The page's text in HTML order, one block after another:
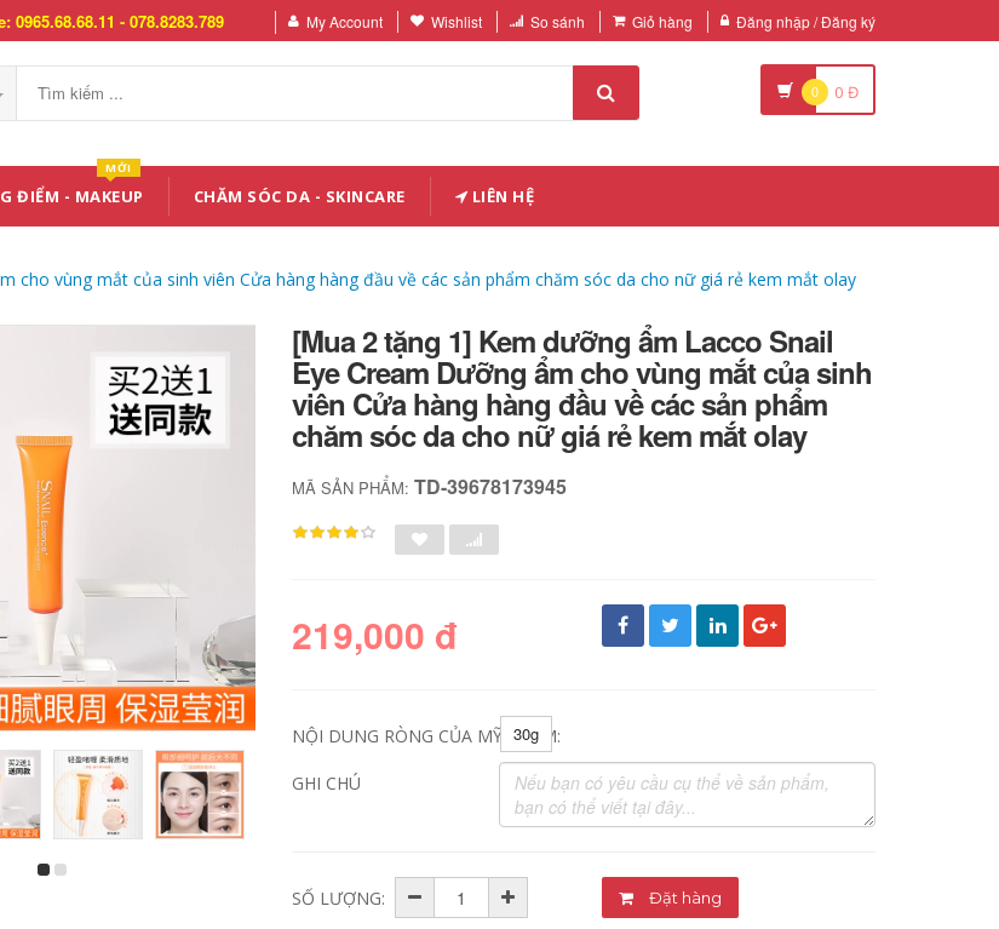
0965.68.68.11 - 078.8283.789 My Account Wishlist So sánh Giỏ hàng Đăng nhập / Đăng ký
0 0 Đ
ĐIỂM - MAKEUP
MỚI
CHĂM SÓC DA - SKINCARE LIÊN HỆ
cho vùng mắt của sinh viên Cửa hàng hàng đầu về các sản phẩm chăm sóc da cho nữ giá rẻ kem mắt olay
[Mua 2 tặng 1] Kem dưỡng ẩm Lacco Snail
Eye Cream Dưỡng ẩm cho vùng mắt của sinh
viên Cửa hàng hàng đầu về các sản phẩm
chăm sóc da cho nữ giá rẻ kem mắt olay
MÃ SẢN PHẨM:TD-39678173945
219,000 đ
NỘI DUNG RÒNG CỦA MỸ PHẨM:
30g
GHI CHÚ
SỐ LƯỢNG: Đặt hàng